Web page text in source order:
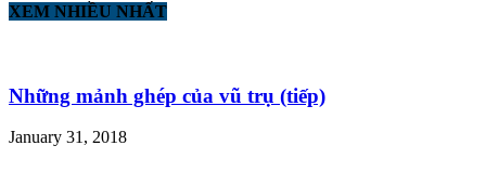
XEM NHIỀU NHẤT
Những mảnh ghép của vũ trụ (tiếp)
January 31, 2018